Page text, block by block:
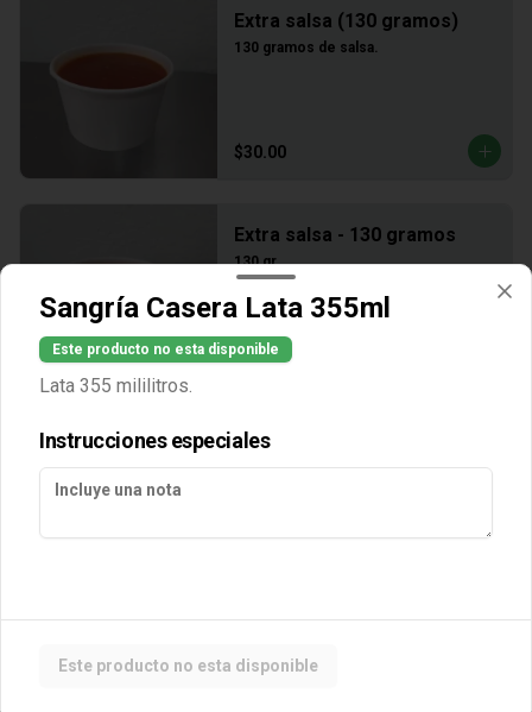
Extra salsa (130 gramos)
130 gramos de salsa.
$30.00
Extra salsa - 130 gramos
130 gr.
$30.00
Conócenos
Sangría Casera Lata 355ml
Este producto no esta disponible
Lata 355 mililitros.
Instrucciones especiales
Este producto no esta disponible